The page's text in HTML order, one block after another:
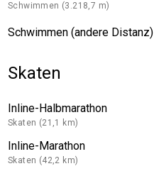
Schwimmen (3.218,7 m)
Schwimmen (andere Distanz)
Skaten
Inline-Halbmarathon
Skaten (21,1 km)
Inline-Marathon
Skaten (42,2 km)